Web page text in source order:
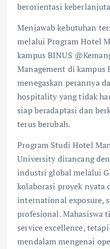
berorientasi
Menjawab kebutuhan
melalui Program Hotel
kampus BINUS
Management di kampus
menegaskan perannya
hospitality yang tidak
siap beradaptasi dan
terus berubah.
Program Studi Hotel
University dirancang
industri global melalui
kolaborasi proyek
international exposure,
profesional. Mahasiswa
service excellence,
mendalam mengenai